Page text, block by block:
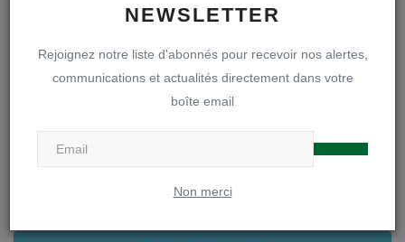
NEWSLETTER
Rejoignez notre liste d'abonnés pour recevoir nos alertes,
communications et actualités directement dans votre
boîte email
Non merci
Inscriptions en première secondaire
Infos inscriptions
Brochure « A la découverte de notre DOA »